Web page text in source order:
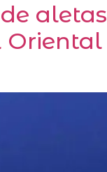
aletas
Oriental